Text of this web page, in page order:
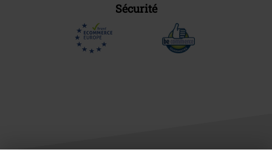
Sécurité